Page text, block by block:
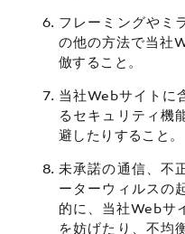
フレーミングやミ
の他の方法で当社
倣すること。
当社Webサイトに
るセキュリティ機
避したりすること。
未承諾の通信、不
ーターウィルスの
的に、当社Webサ
を妨げたり、不均